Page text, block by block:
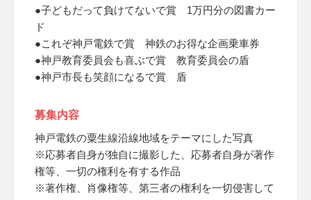
●子どもだって負けてないで賞 1万円分の図書カー
ド
●これぞ神戸電鉄で賞 神鉄のお得な企画乗車券
●神戸教育委員会も喜ぶで賞 教育委員会の盾
●神戸市長も笑顔になるで賞 盾
募集内容
神戸電鉄の粟生線沿線地域をテーマにした写真
※応募者自身が独自に撮影した、応募者自身が著作
権等、一切の権利を有する作品
※著作権、肖像権等、第三者の権利を一切侵害して